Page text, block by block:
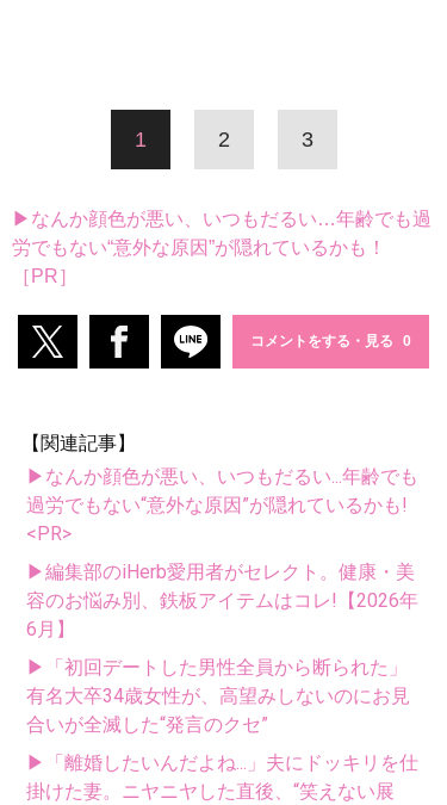
1 2 3
▶なんか顔色が悪い、いつもだるい…年齢でも過
労でもない“意外な原因”が隠れているかも！
［PR］
コメントをする・見る
【関連記事】
▶なんか顔色が悪い、いつもだるい...年齢でも
過労でもない“意外な原因”が隠れているかも!
<PR>
▶編集部のiHerb愛用者がセレクト。健康・美
容のお悩み別、鉄板アイテムはコレ!【2026年
6月】
▶「初回デートした男性全員から断られた」
有名大卒34歳女性が、高望みしないのにお見
合いが全滅した“発言のクセ”
▶「離婚したいんだよね...」夫にドッキリを仕
掛けた妻。ニヤニヤした直後、“笑えない展